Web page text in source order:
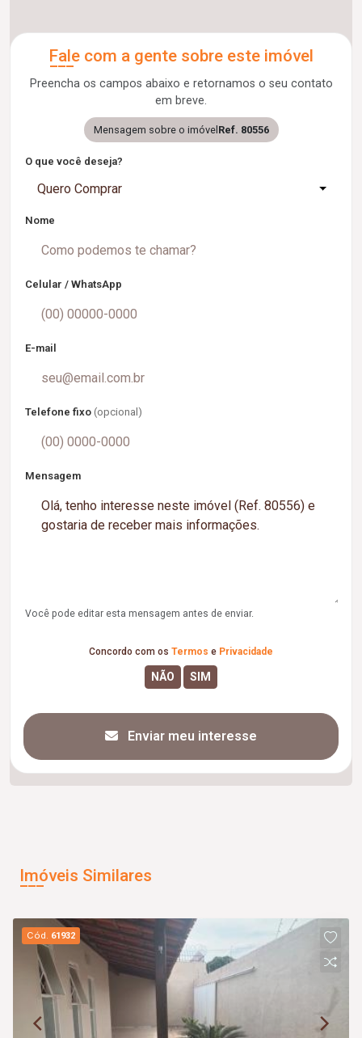
Fale com a gente sobre este imóvel
Preencha os campos abaixo e retornamos o seu contato
em breve.
Mensagem sobre o imóvel Ref. 80556
O que você deseja?
Quero Comprar
Nome
Celular / WhatsApp
E-mail
Telefone fixo (opcional)
Mensagem
Você pode editar esta mensagem antes de enviar.
Concordo com os Termos e Privacidade
Enviar meu interesse
Imóveis Similares
Cód. 61932